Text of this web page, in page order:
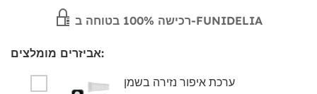
רכישה 100% בטוחה ב-FUNIDELIA
אביזרים מומלצים:
ערכת איפור נזירה בשמן